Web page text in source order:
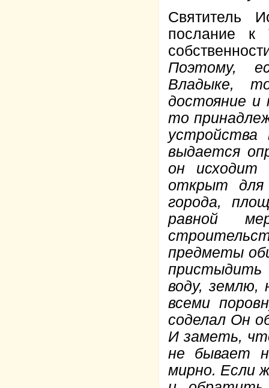
Святитель
послание к
Поэтому,
Владыке,
достояние и
то
устройства
выдается
он исходит
открыт для
города,
равной
предметы
пристыдить
воду, землю,
всеми
соделал Он
И заметь,
не бывает
мирно. Если